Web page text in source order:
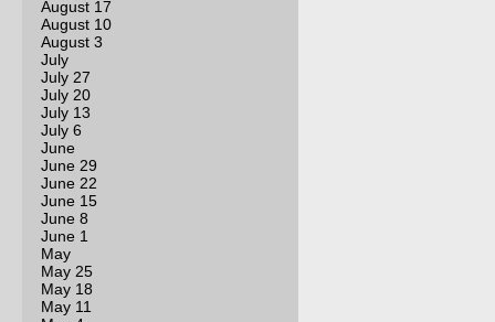
August 17
August 10
August 3
July
July 27
July 20
July 13
July 6
June
June 29
June 22
June 15
June 8
June 1
May
May 25
May 18
May 11